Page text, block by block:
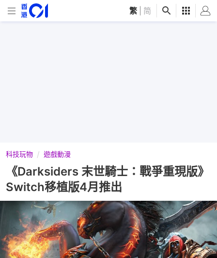
繁 简
科技玩物 遊戲動漫
《Darksiders 末世騎士：戰爭重現版》
Switch移植版4月推出